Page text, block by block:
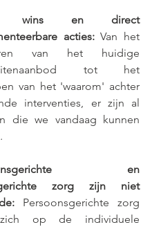
wins en direct
acties: Van het
van het huidige
tot het
van het 'waarom' achter
interventies, er zijn al
die we vandaag kunnen
en
zorg zijn niet
Persoonsgerichte zorg
op de individuele